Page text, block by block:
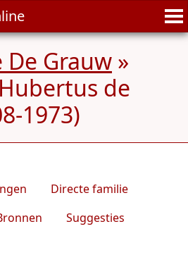
De Grauw »
de
1973)
Directe familie
Suggesties